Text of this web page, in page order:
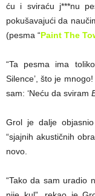
ću i sviraću j***nu
pokušavajući da
(pesma “Paint The
“Ta pesma ima
Silence’, što je
sam: ‘Neću da sviram
Grol je dalje
“sjajnih akustičnih
novo.
“Tako da sam uradio